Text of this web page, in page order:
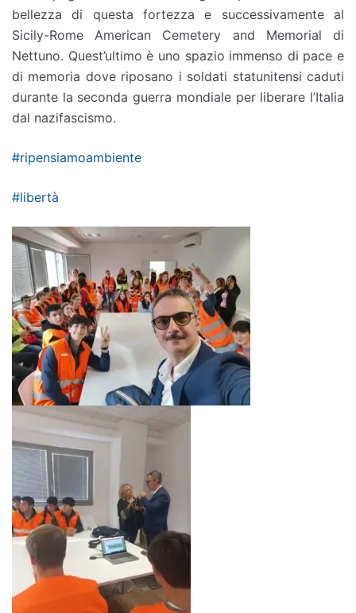
bellezza di questa fortezza e successivamente al
Sicily-Rome American Cemetery and Memorial di
Nettuno. Quest’ultimo è uno spazio immenso di pace e
di memoria dove riposano i soldati statunitensi caduti
durante la seconda guerra mondiale per liberare l’Italia
dal nazifascismo.
#ripensiamoambiente
#libertà